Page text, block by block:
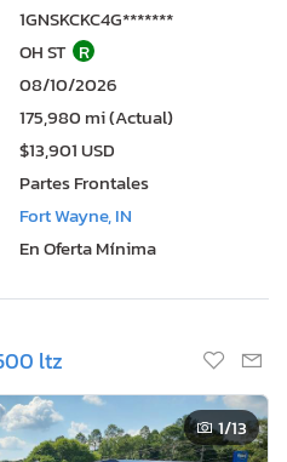
1GNSKCKC4G*******
OH ST R
08/10/2026
175,980 mi (Actual)
$13,901 USD
Partes Frontales
Fort Wayne, IN
En Oferta Mínima
ltz
1/13